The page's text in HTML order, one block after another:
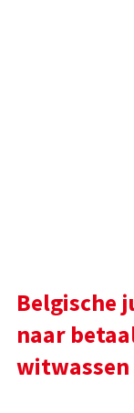
Belgische
naar
witwassen